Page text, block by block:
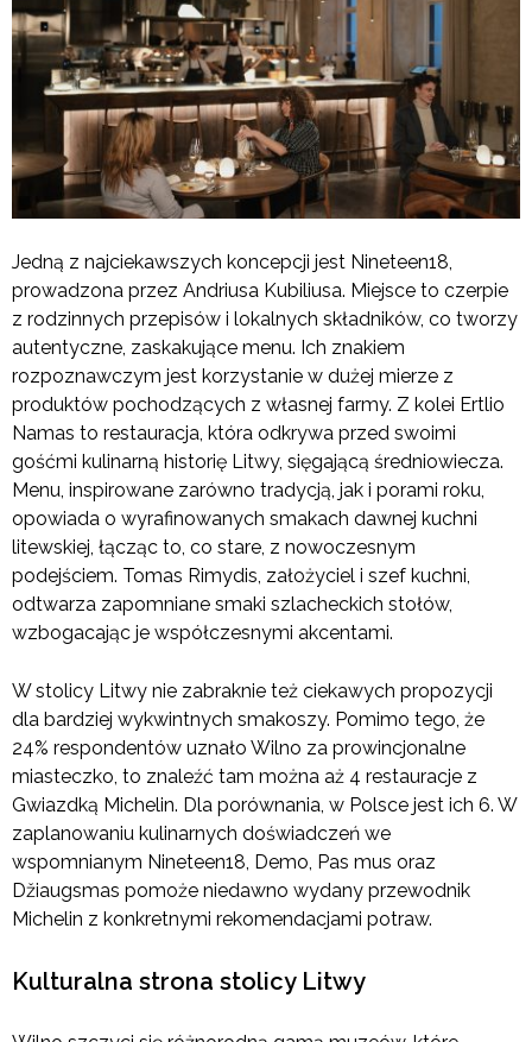
Jedną z najciekawszych koncepcji jest Nineteen18,
prowadzona przez Andriusa Kubiliusa. Miejsce to czerpie
z rodzinnych przepisów i lokalnych składników, co tworzy
autentyczne, zaskakujące menu. Ich znakiem
rozpoznawczym jest korzystanie w dużej mierze z
produktów pochodzących z własnej farmy. Z kolei Ertlio
Namas to restauracja, która odkrywa przed swoimi
gośćmi kulinarną historię Litwy, sięgającą średniowiecza.
Menu, inspirowane zarówno tradycją, jak i porami roku,
opowiada o wyrafinowanych smakach dawnej kuchni
litewskiej, łącząc to, co stare, z nowoczesnym
podejściem. Tomas Rimydis, założyciel i szef kuchni,
odtwarza zapomniane smaki szlacheckich stołów,
wzbogacając je współczesnymi akcentami.
W stolicy Litwy nie zabraknie też ciekawych propozycji
dla bardziej wykwintnych smakoszy. Pomimo tego, że
24% respondentów uznało Wilno za prowincjonalne
miasteczko, to znaleźć tam można aż 4 restauracje z
Gwiazdką Michelin. Dla porównania, w Polsce jest ich 6. W
zaplanowaniu kulinarnych doświadczeń we
wspomnianym Nineteen18, Demo, Pas mus oraz
Džiaugsmas pomoże niedawno wydany przewodnik
Michelin z konkretnymi rekomendacjami potraw.
Kulturalna strona stolicy Litwy